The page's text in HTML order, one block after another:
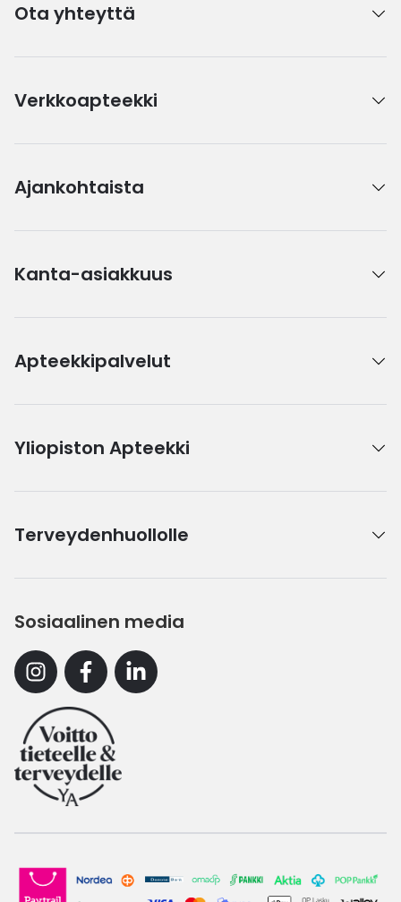
Ota yhteyttä
Verkkoapteekki
Ajankohtaista
Kanta-asiakkuus
Apteekkipalvelut
Yliopiston Apteekki
Terveydenhuollolle
Sosiaalinen media
InstagramFacebookLinkedin